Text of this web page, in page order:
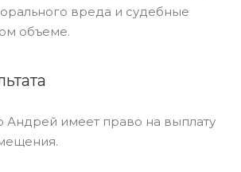
вреда и судебные
объеме.
Андрей имеет право на выплату